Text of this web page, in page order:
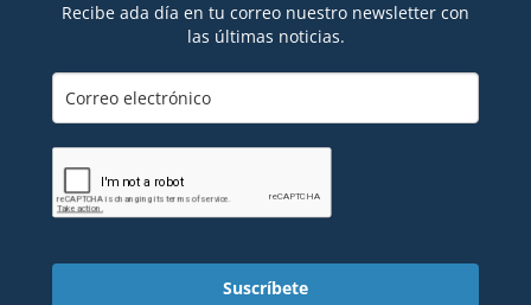
Recibe ada día en tu correo nuestro newsletter con
las últimas noticias.
Suscríbete